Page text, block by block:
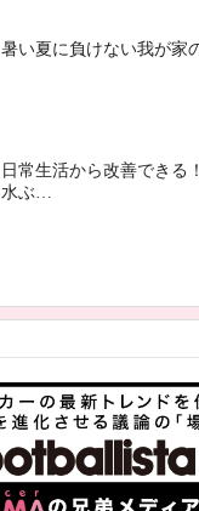
暑い夏に負けない我が家
日常生活から改善できる
水ぶ…